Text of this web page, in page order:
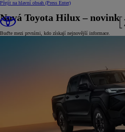
Přejít na hlavní obsah (Press Enter)
Nová Toyota Hilux – novinky
Buďte mezi prvními, kdo získají nejnovější informace.